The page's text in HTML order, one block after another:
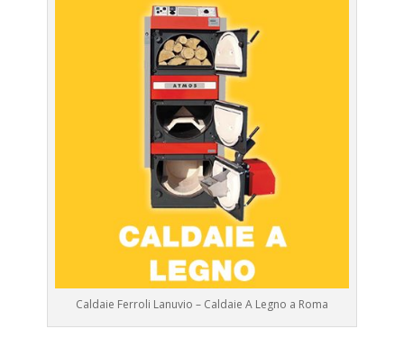
Caldaie Ferroli Lanuvio – Caldaie A Legno a Roma